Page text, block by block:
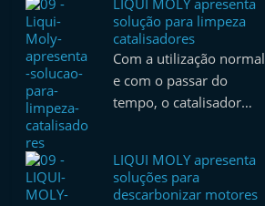
LIQUI MOLY apresenta
solução para limpeza
catalisadores
Com a utilização normal
e com o passar do
tempo, o catalisador…
LIQUI MOLY apresenta
soluções para
descarbonizar motores